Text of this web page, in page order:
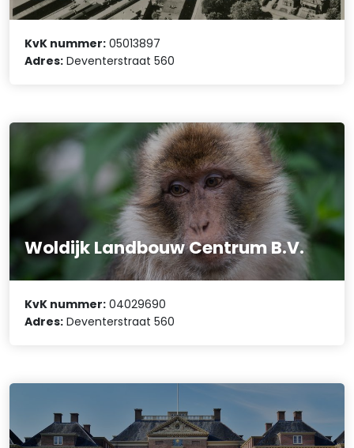
KvK nummer: 05013897
Adres: Deventerstraat 560
Woldijk Landbouw Centrum B.V.
KvK nummer: 04029690
Adres: Deventerstraat 560